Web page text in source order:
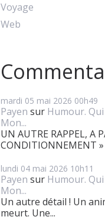
Voyage
Web
mardi 05 mai 2026 00h49
Payen sur Humour.
Mon...
UN AUTRE RAPPEL, A
CONDITIONNEMENT »
lundi 04 mai 2026 10h11
Payen sur Humour.
Mon...
Un autre détail ! Un
meurt. Une...